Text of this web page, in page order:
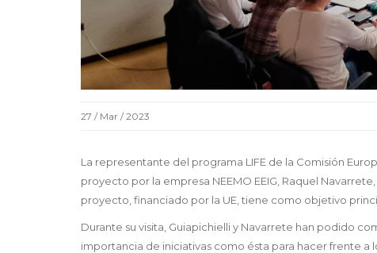
27 / Mar / 2023
La representante del programa LIFE de la Comisión
proyecto por la empresa NEEMO EEIG, Raquel
proyecto, financiado por la UE, tiene como objetivo
Durante su visita, Guiapichielli y Navarrete han podido
importancia de iniciativas como ésta para hacer frente